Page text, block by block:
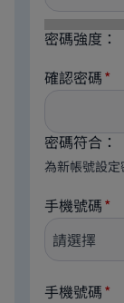
密碼強度：
確認密碼
密碼符合：
為新帳號設定
手機號碼
手機號碼